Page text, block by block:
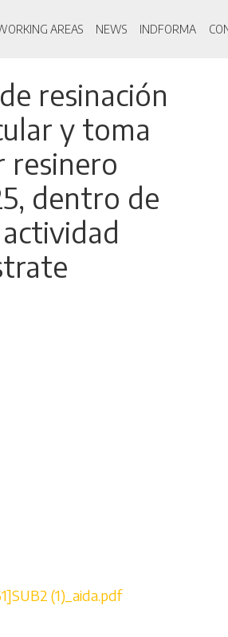
AREAS NEWS INDFORMA
resinación
y toma
resinero
dentro de
(1)_aida.pdf